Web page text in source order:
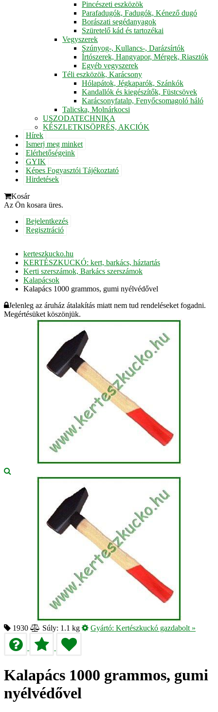
Pincészeti eszközök
Parafadugók, Fadugók, Kénező dugó
Borászati segédanyagok
Szüretelő kád és tartozékai
Vegyszerek
Szúnyog-, Kullancs-, Darázsírtók
Írtószerek, Hangyapor, Mérgek, Riasztók
Egyéb vegyszerek
Téli eszközök, Karácsony
Hólapátok, Jégkaparók, Szánkók
Kandallók és kiegészítők, Füstcsövek
Karácsonyfatalp, Fenyőcsomagoló háló
Talicska, Molnárkocsi
USZODATECHNIKA
KÉSZLETKISÖPRÉS, AKCIÓK
Hírek
Ismerj meg minket
Elérhetőségeink
GYIK
Képes Fogyasztói Tájékoztató
Hirdetések
Kosár
Az Ön kosara üres.
Bejelentkezés
Regisztráció
kerteszkucko.hu
KERTÉSZKUCKÓ: kert, barkács, háztartás
Kerti szerszámok, Barkács szerszámok
Kalapácsok
Kalapács 1000 grammos, gumi nyélvédővel
Jelenleg az áruház átalakítás miatt nem tud rendeléseket fogadni.
Megértésüket köszönjük.
1930 Súly: 1.1 kg Gyártó: Kertészkuckó gazdabolt »
Kalapács 1000 grammos, gumi
nyélvédővel